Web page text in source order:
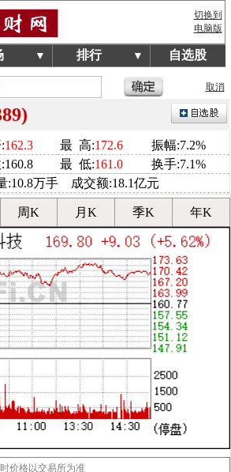
切换到
电脑版
▼ 排行 ▼ 自选股
取消
162.3 最 高:172.6
振幅:7.2%
最 低:161.0
换手:7.1%
:10.8万手 成交额:18.1亿元
周K 月K 季K 年K
价格以交易所为准